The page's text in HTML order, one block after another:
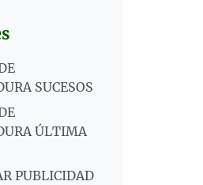
SUCESOS
ÚLTIMA
PUBLICIDAD